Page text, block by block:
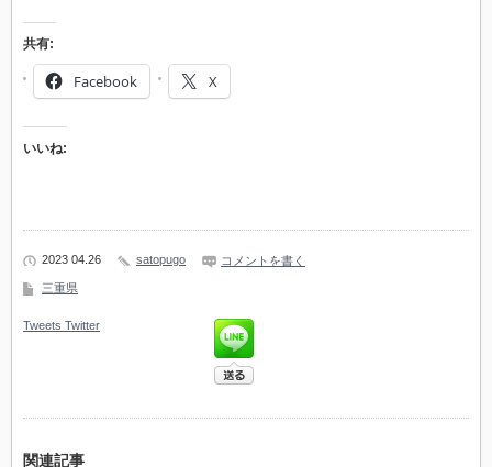
共有:
Facebook X
いいね:
2023 04.26 satopugo コメントを書く
三重県
Tweets Twitter
関連記事